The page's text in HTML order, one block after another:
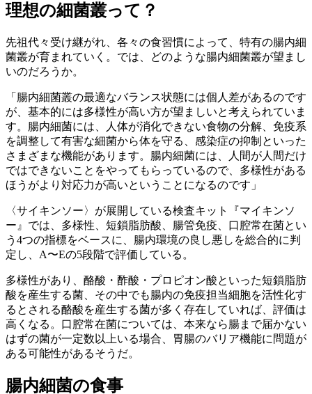
理想の細菌叢って？
先祖代々受け継がれ、各々の食習慣によって、特有の腸内細
菌叢が育まれていく。では、どのような腸内細菌叢が望まし
いのだろうか。
「腸内細菌叢の最適なバランス状態には個人差があるのです
が、基本的には多様性が高い方が望ましいと考えられていま
す。腸内細菌には、人体が消化できない食物の分解、免疫系
を調整して有害な細菌から体を守る、感染症の抑制といった
さまざまな機能があります。腸内細菌には、人間が人間だけ
ではできないことをやってもらっているので、多様性がある
ほうがより対応力が高いということになるのです」
〈サイキンソー〉が展開している検査キット『マイキンソ
ー』では、多様性、短鎖脂肪酸、腸管免疫、口腔常在菌とい
う4つの指標をベースに、腸内環境の良し悪しを総合的に判
定し、A〜Eの5段階で評価している。
多様性があり、酪酸・酢酸・プロピオン酸といった短鎖脂肪
酸を産生する菌、その中でも腸内の免疫担当細胞を活性化す
るとされる酪酸を産生する菌が多く存在していれば、評価は
高くなる。口腔常在菌については、本来なら腸まで届かない
はずの菌が一定数以上いる場合、胃腸のバリア機能に問題が
ある可能性があるそうだ。
腸内細菌の食事